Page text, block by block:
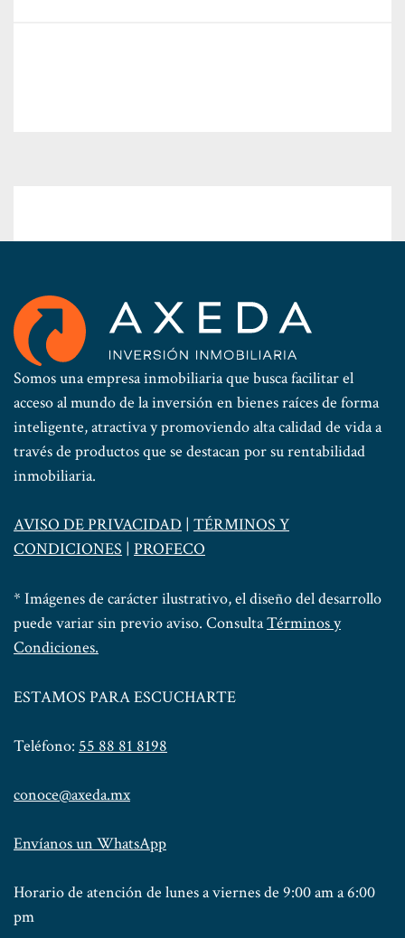
Somos una empresa inmobiliaria que busca facilitar el
acceso al mundo de la inversión en bienes raíces de forma
inteligente, atractiva y promoviendo alta calidad de vida a
través de productos que se destacan por su rentabilidad
inmobiliaria.
AVISO DE PRIVACIDAD | TÉRMINOS Y
CONDICIONES | PROFECO
* Imágenes de carácter ilustrativo, el diseño del desarrollo
puede variar sin previo aviso. ConsultaTérminos y
Condiciones.
ESTAMOS PARA ESCUCHARTE
Teléfono: 55 88 81 8198
conoce@axeda.mx
Envíanos un WhatsApp
Horario de atención de lunes a viernes de 9:00 am a 6:00
pm